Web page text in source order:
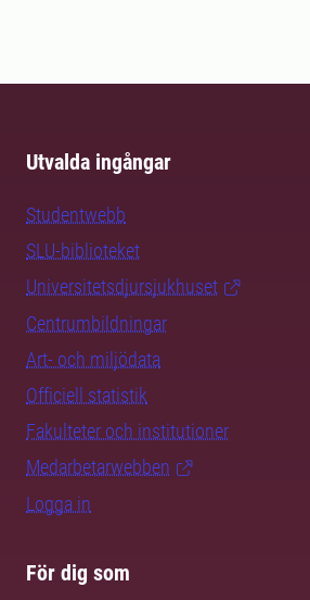
Utvalda ingångar
Studentwebb
SLU-biblioteket
Universitetsdjursjukhuset
Centrumbildningar
Art- och miljödata
Officiell statistik
Fakulteter och institutioner
Medarbetarwebben
Logga in
För dig som